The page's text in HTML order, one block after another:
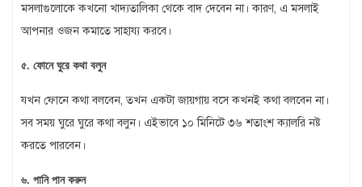
মসলাগুলোকে কখনো খাদ্যতালিকা থেকে বাদ দেবেন না। কারণ, এ মসলাই
আপনার ওজন কমাতে সাহায্য করবে।
৫. ফোনে ঘুরে কথা বলুন
যখন ফোনে কথা বলবেন, তখন একটা জায়গায় বসে কখনই কথা বলবেন না।
সব সময় ঘুরে ঘুরে কথা বলুন। এইভাবে ১০ মিনিটে ৩৬ শতাংশ ক্যালরি নষ্ট
করতে পারবেন।
৬. পানি পান করুন